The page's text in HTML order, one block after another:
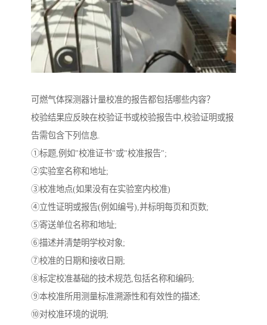
可燃气体探测器计量校准的报告都包括哪些内容？
校验结果应反映在校验证书或校验报告中,校验证明或报
告需包含下列信息.
①标题,例如"校准证书"或"校准报告";
②实验室名称和地址;
③校准地点(如果没有在实验室内校准)
④立性证明或报告(例如编号),并标明每页和页数;
⑤寄送单位名称和地址;
⑥描述并清楚明学校对象;
⑦校准的日期和接收日期;
⑧标定校准基础的技术规范,包括名称和编码;
⑨本校准所用测量标准溯源性和有效性的描述;
⑩对校准环境的说明;